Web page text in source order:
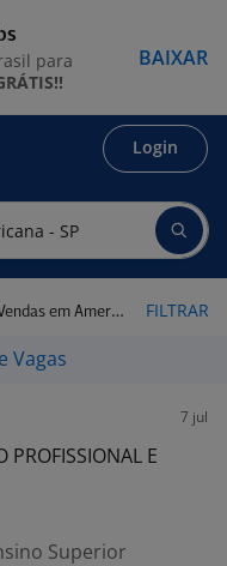
Login
Americana - SP FILTRAR
Vagas
7 jul
PROFISSIONAL E
Superior
para
BAIXAR